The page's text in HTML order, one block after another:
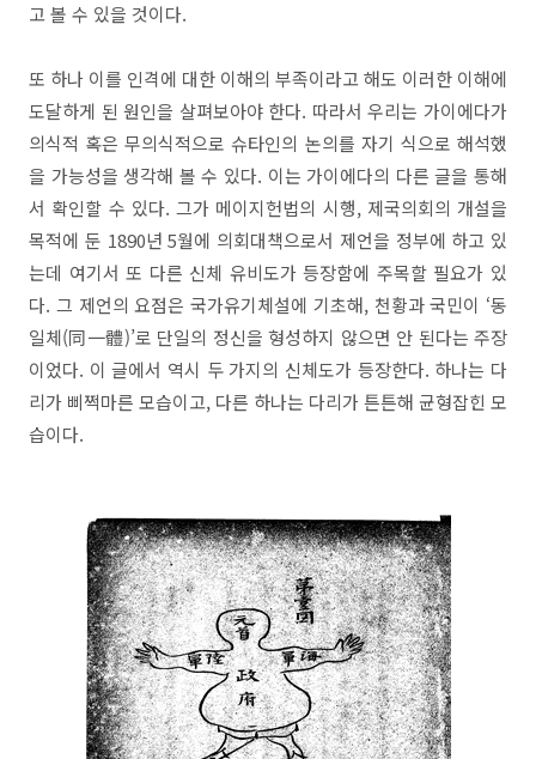
고 볼 수 있을 것이다.
또 하나 이를 인격에 대한 이해의 부족이라고 해도 이러한 이해에
도달하게 된 원인을 살펴보아야 한다. 따라서 우리는 가이에다가
의식적 혹은 무의식적으로 슈타인의 논의를 자기 식으로 해석했
을 가능성을 생각해 볼 수 있다. 이는 가이에다의 다른 글을 통해
서 확인할 수 있다. 그가 메이지헌법의 시행, 제국의회의 개설을
목적에 둔 1890년 5월에 의회대책으로서 제언을 정부에 하고 있
는데 여기서 또 다른 신체 유비도가 등장함에 주목할 필요가 있
다. 그 제언의 요점은 국가유기체설에 기초해, 천황과 국민이 ‘동
일체(同一體)’로 단일의 정신을 형성하지 않으면 안 된다는 주장
이었다. 이 글에서 역시 두 가지의 신체도가 등장한다. 하나는 다
리가 삐쩍마른 모습이고, 다른 하나는 다리가 튼튼해 균형잡힌 모
습이다.